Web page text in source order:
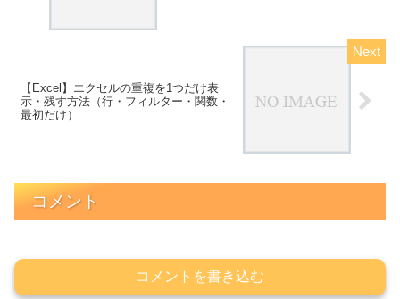
【Excel】エクセルの重複を1つだけ表
示・残す方法（行・フィルター・関数・
最初だけ）
コメント
コメントを書き込む